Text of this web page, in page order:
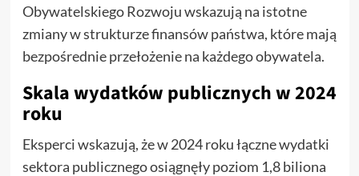
Obywatelskiego Rozwoju wskazują na istotne
zmiany w strukturze finansów państwa, które mają
bezpośrednie przełożenie na każdego obywatela.
Skala wydatków publicznych w 2024
roku
Eksperci wskazują, że w 2024 roku łączne wydatki
sektora publicznego osiągnęły poziom 1,8 biliona